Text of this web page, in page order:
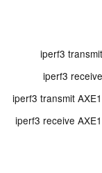
iperf3
iperf3
iperf3 transmit
iperf3 receive